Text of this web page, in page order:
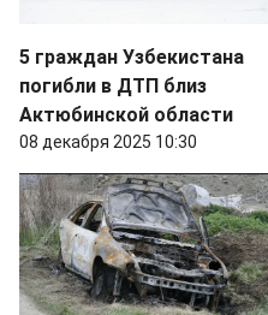
5 граждан Узбекистана
погибли в ДТП близ
Актюбинской области
08 декабря 2025 10:30